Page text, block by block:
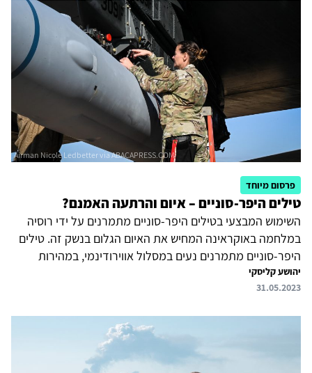
שהתעצב במהלך המלחמה כשחקן פוליטי עצמאי ואנטי-מערכתי
(אינו נושא משרה בתוך הממסד), לבין הממסד הצבאי הרוסי,
הביא ב-23 ביוני להתקוממות חמושה, תקדימית בהיסטוריה
המודרנית של רוסיה, נגד הצמרת הצבאית-ביטחונית...
פרסום מיוחד
טילים היפר-סוניים – איום והרתעה האמנם?
השימוש המבצעי בטילים היפר-סוניים מתמרנים על ידי רוסיה
במלחמה באוקראינה המחיש את האיום הגלום בנשק זה. טילים
היפר-סוניים מתמרנים נעים במסלול אווירודינמי, במהירות
ניווט ותמרון מעולים, המקשה על גילוי ומעקב אחר מסלולם,
קונבנציונליים והן גרעיניים, ויש להם יכולת פגיעה מדויקת
במטרות נעות, דוגמת נושאות מטוסים. במאמר זה נסקרים
הסוגים השונים של הטילים ההיפר-סוניים המתמרנים, וכן
יהושע קליסקי
31.05.2023